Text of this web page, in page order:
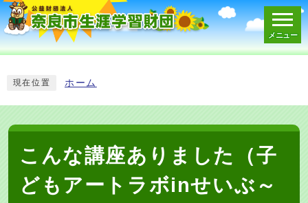
メニュー
現在位置 ホーム
こんな講座ありました（子
どもアートラボinせいぶ～